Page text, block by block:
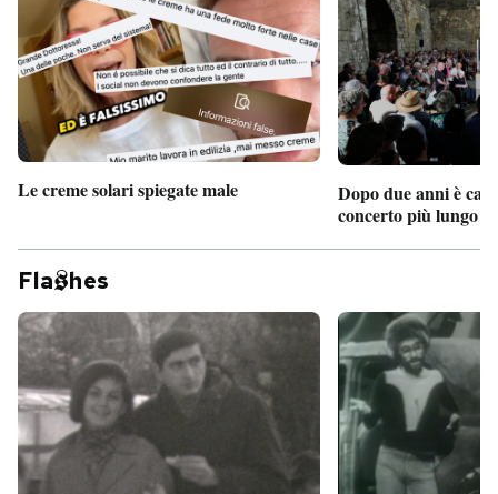
Le creme solari spiegate male
Dopo due anni è
concerto più lungo
Fla hes